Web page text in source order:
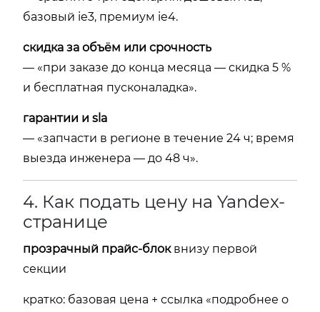
базовый ie3, премиум ie4.
скидка за объём или срочность
— «при заказе до конца месяца — скидка 5 %
и бесплатная пусконаладка».
гарантии и sla
— «запчасти в регионе в течение 24 ч; время
выезда инженера — до 48 ч».
4. Как подать цену на Yandex-
странице
прозрачный прайс-блоквнизу первой
секции
кратко: базовая цена + ссылка «подробнее о